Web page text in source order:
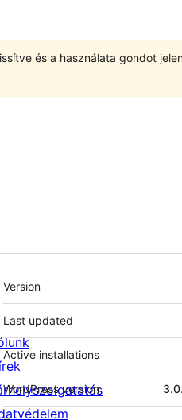
és a használata gondot
Meta
Version
Last updated
Active installations
WordPress version